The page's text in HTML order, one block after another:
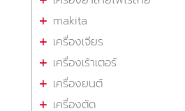
makita
เครื่องเจียร
เครื่องเร้าเตอร์
เครื่องยนต์
เครื่องตัด